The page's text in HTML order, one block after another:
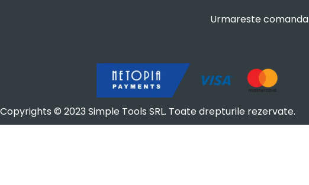
Urmareste comanda
Copyrights © 2023 Simple Tools SRL. Toate drepturile rezervate.